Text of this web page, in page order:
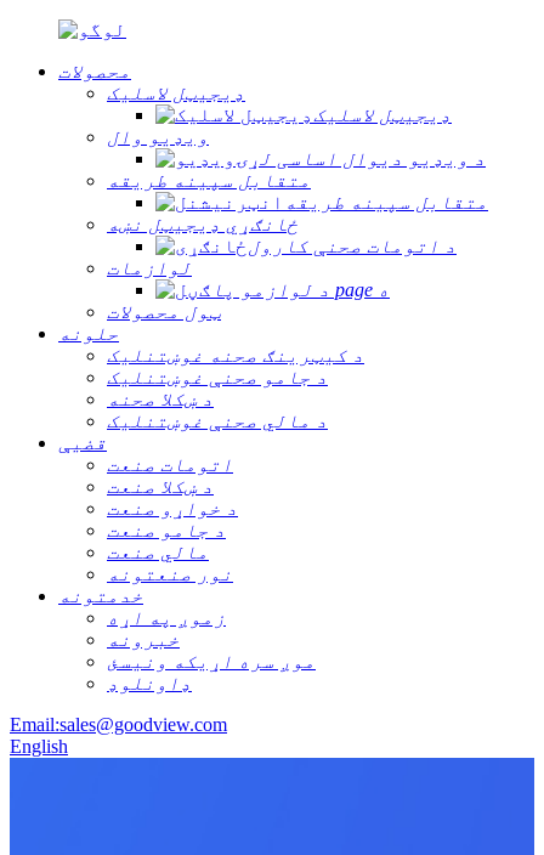
محصولات
ډیجیټل لاسلیک
ډیجیټل لاسلیک
ویډیو وال
د ویډیو دیوال اساسی لړۍ
متقابل سپینه طریقه
متقابل سپینه طریقه
ځانګړي ډیجیټل نښه
د اتومات صحنې کارول
لوازمات
د لوازمو پا page ه
ټول محصولات
حلونه
د کیټرینګ صحنه غوښتنلیک
د جامو صحنې غوښتنلیک
د ښکلا صحنه
د مالي صحنې غوښتنلیک
قضیې
اتومات صنعت
د ښکلا صنعت
د خواړو صنعت
د جامو صنعت
مالي صنعت
نور صنعتونه
خدمتونه
زموږ په اړه
خبرونه
موږ سره اړیکه ونیسئ
ډاونلوډ
Email:sales@goodview.com
English